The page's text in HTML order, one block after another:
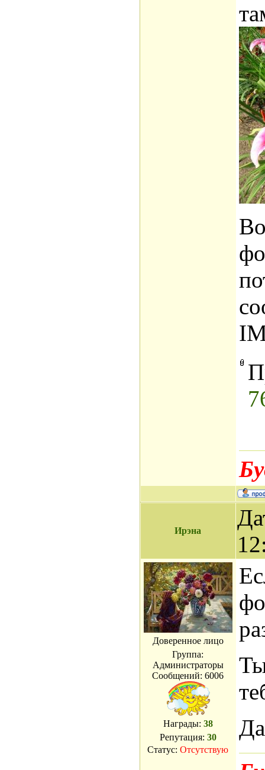
Ирэна
Доверенное лицо
Группа:
Администраторы
Сообщений:6006
Награды: 38
Репутация: 30
Статус:Отсутствую